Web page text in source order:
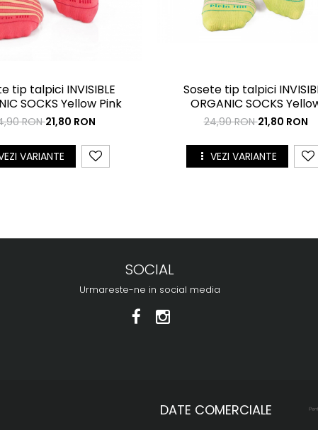
tip talpici INVISIBLE
SOCKS Yellow Pink
RON21,80 RON
VARIANTE
Sosete tip talpici
ORGANIC SOCKS
24,90 RON21,80 RON
VEZI VARIANTE
SOCIAL
Urmareste-ne in social media
DATE COMERCIALE